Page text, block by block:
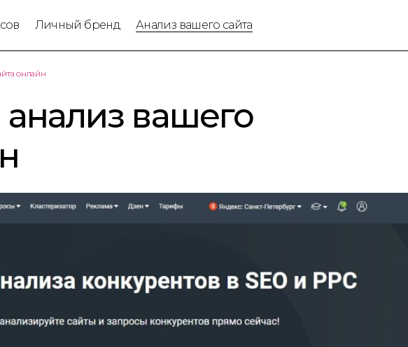
Личный бренд Анализ вашего сайта
онлайн
вашего